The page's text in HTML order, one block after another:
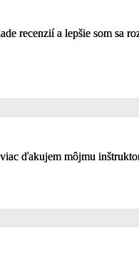
recenzií a lepšie som sa
ďakujem môjmu